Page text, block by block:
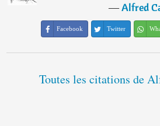
―Alfred
Facebook Twitter
Toutes les citations de